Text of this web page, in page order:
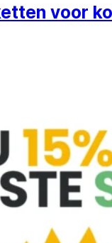
voor